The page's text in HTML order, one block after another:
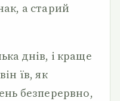
а старий
днів, і краще
їв, як
безперервно,